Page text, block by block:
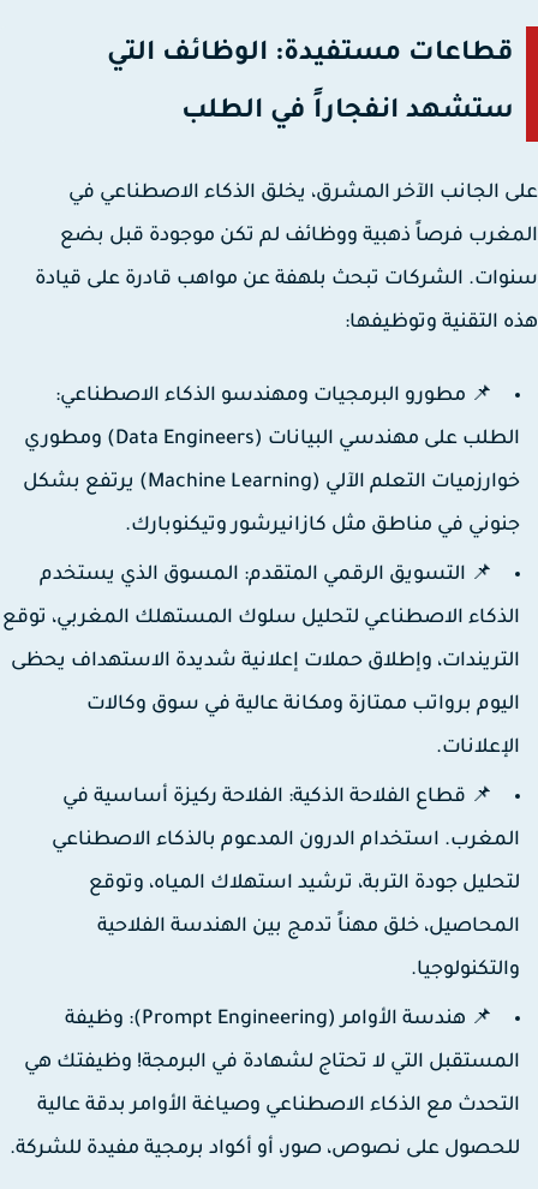
قطاعات مستفيدة: الوظائف التي
ستشهد انفجاراً في الطلب
الجانب الآخر المشرق، يخلق الذكاء الاصطناعي في
فرصاً ذهبية ووظائف لم تكن موجودة قبل بضع
الشركات تبحث بلهفة عن مواهب قادرة على قيادة
التقنية وتوظيفها:
📌 مطورو البرمجيات ومهندسو الذكاء الاصطناعي:
الطلب على مهندسي البيانات (Data Engineers) ومطوري
خوارزميات التعلم الآلي (Machine Learning) يرتفع بشكل
في مناطق مثل كازانيرشور وتيكنوبارك.
📌 التسويق الرقمي المتقدم:المسوق الذي يستخدم
الاصطناعي لتحليل سلوك المستهلك المغربي، توقع
وإطلاق حملات إعلانية شديدة الاستهداف يحظى
برواتب ممتازة ومكانة عالية في سوق وكالات
📌 قطاع الفلاحة الذكية:الفلاحة ركيزة أساسية في
استخدام الدرون المدعوم بالذكاء الاصطناعي
جودة التربة، ترشيد استهلاك المياه، وتوقع
خلق مهناً تدمج بين الهندسة الفلاحية
📌 هندسة الأوامر (Prompt Engineering):
وظيفة
التي لا تحتاج لشهادة في البرمجة! وظيفتك هي
مع الذكاء الاصطناعي وصياغة الأوامر بدقة عالية
على نصوص، صور، أو أكواد برمجية مفيدة للشركة.